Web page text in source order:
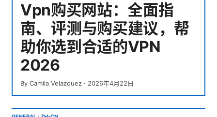
Vpn购买网站：全面指
南、评测与购买建议，帮
助你选到合适的VPN
2026
By Camila Velazquez · 2026年4月22日